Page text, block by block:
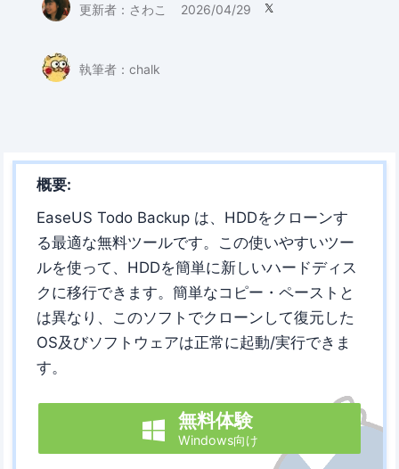
更新者： さわこ 2026/04/29 
執筆者： chalk
概要:
EaseUS Todo Backup は、HDDをクローンす
る最適な無料ツールです。この使いやすいツー
ルを使って、HDDを簡単に新しいハードディス
クに移行できます。簡単なコピー・ペーストと
は異なり、このソフトでクローンして復元した
OS及びソフトウェアは正常に起動/実行できま
す。
 無料体験
Windows向け